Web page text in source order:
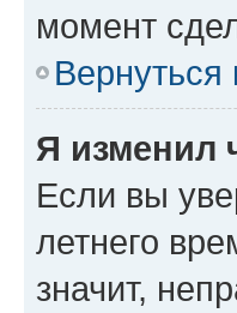
момент
Вернуться
Я изменил
Если вы
летнего
значит,